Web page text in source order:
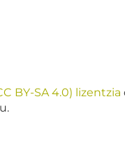
BY-SA 4.0) lizentzia